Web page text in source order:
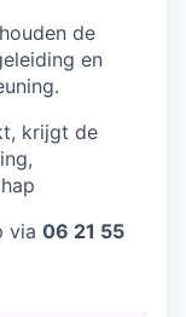
de
en
krijgt de
via 06 21 55